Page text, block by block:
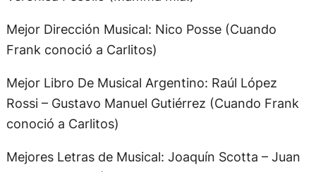
Mejor Dirección Musical: Nico Posse (Cuando
Frank conoció a Carlitos)
Mejor Libro De Musical Argentino: Raúl López
Rossi – Gustavo Manuel Gutiérrez (Cuando Frank
conoció a Carlitos)
Mejores Letras de Musical: Joaquín Scotta – Juan